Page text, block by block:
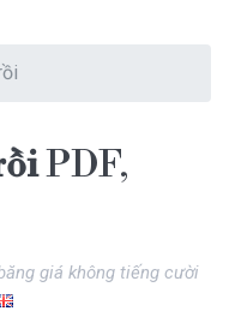
PDF,
giá không tiếng cười